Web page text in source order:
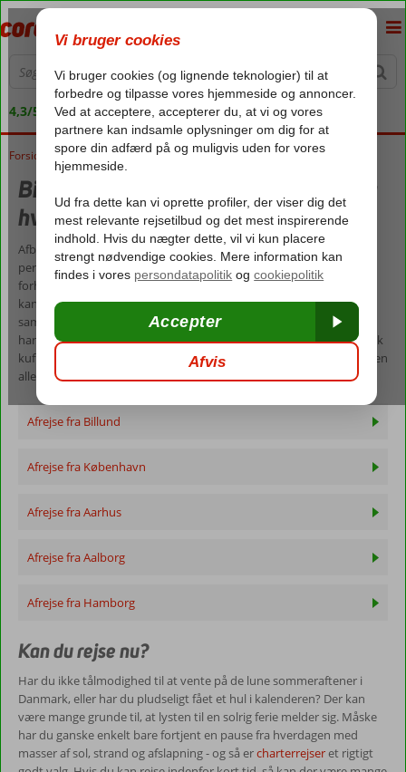
4,3/5 på Trustpilot
Forside Billige afbudsrejser – Tag en pause fra hverdagen
Billige afbudsrejser – Tag en pause fra
hverdagen
Afbudsrejser, eller last-minute rejser, som de også kaldes, er det
perfekte valg, hvis du kan rejse inden for kort tid og er fleksibel i
forhold til, hvor du vil nyde din ferie. Når du vælger en afbudsrejse,
kan der være mange penge at spare, og så er en afbudsrejse
samtidig en god måde at få en velfortjent pause fra hverdagen. Vi
har billige afbudsrejser til en lang række solrige destinationer, så pak
kufferten, og bestil din afbudsrejse nu – så kan du dase ved stranden
allerede om ganske få dage.
Afrejse fra Billund
Afrejse fra København
Afrejse fra Aarhus
Afrejse fra Aalborg
Afrejse fra Hamborg
Kan du rejse nu?
Har du ikke tålmodighed til at vente på de lune sommeraftener i
Danmark, eller har du pludseligt fået et hul i kalenderen? Der kan
være mange grunde til, at lysten til en solrig ferie melder sig. Måske
har du ganske enkelt bare fortjent en pause fra hverdagen med
masser af sol, strand og afslapning - og så ercharterrejseret rigtigt